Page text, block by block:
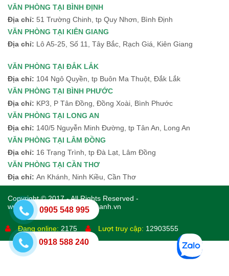
0905 548 995
0918 588 240
VĂN PHÒNG TẠI BÌNH ĐỊNH
Địa chỉ: 51 Trường Chinh, tp Quy Nhơn, Bình Định
VĂN PHÒNG TẠI KIÊN GIANG
Địa chỉ: Lô A5-25, Số 11, Tây Bắc, Rạch Giá, Kiên Giang
VĂN PHÒNG TẠI ĐẮK LẮK
Địa chỉ: 104 Ngô Quyền, tp Buôn Ma Thuột, Đắk Lắk
VĂN PHÒNG TẠI BÌNH PHƯỚC
Địa chỉ: KP3, P Tân Đồng, Đồng Xoài, Bình Phước
VĂN PHÒNG TẠI LONG AN
Địa chỉ: 140/5 Nguyễn Minh Đường, tp Tân An, Long An
VĂN PHÒNG TẠI LÂM ĐỒNG
Địa chỉ: 16 Trạng Trình, tp Đà Lạt, Lâm Đồng
VĂN PHÒNG TẠI CẦN THƠ
Địa chỉ: An Khánh, Ninh Kiều, Cần Thơ
Copyright © 2017 - All Rights Reserved -
www.giayphepdangkykinhdoanh.vn
Đang online: 2175 Lượt truy cập: 12903555